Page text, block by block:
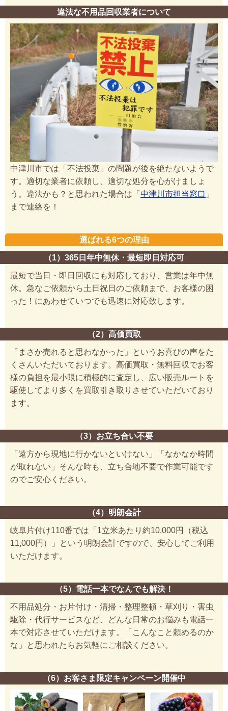
違法な不用品回収業者について
中津川市では「不法投棄」の問題が後を絶たないようで
す。適切な業者に依頼し、適切な処分を心がけましょ
う。違法かも？と思われた場合は「 中津川市担当窓口 」
まで連絡を！
選ばれる6つの理由
（1）365日年中無休・最短即日対応可
最短で当日・即日回収にも対応しており、営業は年中無
休。急なご依頼から土日祝日のご依頼まで、お客様の困
った！にあわせていつでも迅速に対応致します。
（2）高価買取
「まさか売れると思わなかった」というお喜びの声をた
くさんいただいております。高価買取・無料回収でお客
様の負担を最小限に積極的に査定し、広い販売ルートを
駆使してより多くを買取引き取りさせていただいており
ます。
（3）お立ち合い不要
「遠方から現地に行かないといけない」「なかなか時間
が取れない」そんな時も、立ち合地不要で作業可能です
のでご安心ください。
（4）明朗会計
岐阜片付け110番では「1立米あたり約10,000円（税込
11,000円）」という明朗会計ですので、安心してご利用
いただけます。
（5）電話一本でなんでも解決！
不用品処分・お片付け・清掃・整理整頓・草刈り・害虫
駆除・代行サービスなど、どんな日常のお悩みも電話一
本で対応させていただけます。「こんなこと頼めるのか
な」と思われたらお気軽にご相談ください。
（6）お客さま限定キャンペーン開催中